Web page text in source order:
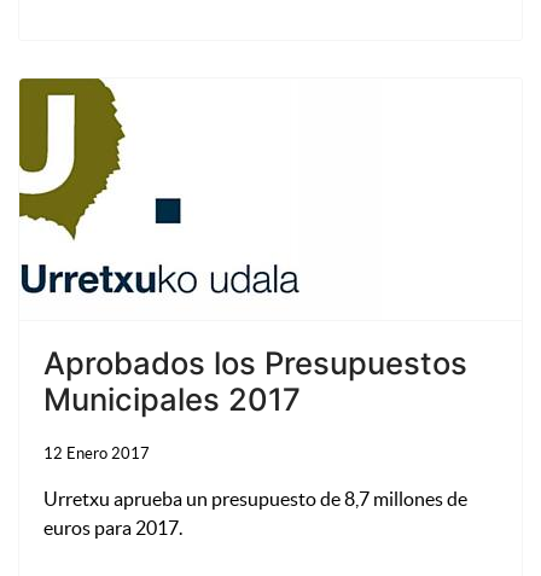
Aprobados los Presupuestos
Municipales 2017
12 Enero 2017
Urretxu aprueba un presupuesto de 8,7 millones de
euros para 2017.